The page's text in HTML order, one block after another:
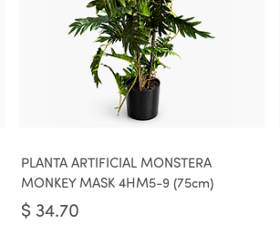
PLANTA ARTIFICIAL MONSTERA
MONKEY MASK 4HM5-9 (75cm)
$ 34.70